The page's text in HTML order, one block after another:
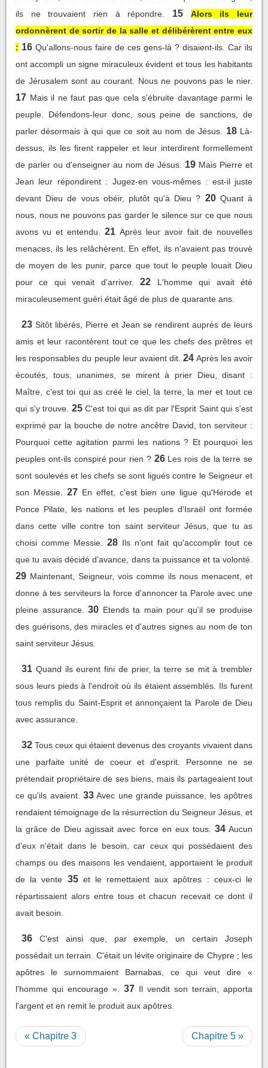
ils ne trouvaient rien à répondre.
15
Alors ils leur
ordonnèrent de sortir de la salle et délibérèrent entre eux
: 16 Qu'allons-nous faire de ces gens-là ? disaient-ils. Car ils
ont accompli un signe miraculeux évident et tous les habitants
de Jérusalem sont au courant. Nous ne pouvons pas le nier.
17 Mais il ne faut pas que cela s'ébruite davantage parmi le
peuple. Défendons-leur donc, sous peine de sanctions, de
parler désormais à qui que ce soit au nom de Jésus.
18 Là-
dessus, ils les firent rappeler et leur interdirent formellement
de parler ou d'enseigner au nom de Jésus.
19 Mais Pierre et
Jean leur répondirent : Jugez-en vous-mêmes : est-il juste
devant Dieu de vous obéir, plutôt qu'à Dieu ? 20 Quant à
nous, nous ne pouvons pas garder le silence sur ce que nous
avons vu et entendu.
21 Après leur avoir fait de nouvelles
menaces, ils les relâchèrent. En effet, ils n'avaient pas trouvé
de moyen de les punir, parce que tout le peuple louait Dieu
pour ce qui venait d'arriver.
22
L'homme qui avait été
miraculeusement guéri était âgé de plus de quarante ans.
23 Sitôt libérés, Pierre et Jean se rendirent auprès de leurs
amis et leur racontèrent tout ce que les chefs des prêtres et
les responsables du peuple leur avaient dit. 24 Après les avoir
écoutés, tous, unanimes, se mirent à prier Dieu, disant :
Maître, c'est toi qui as créé le ciel, la terre, la mer et tout ce
qui s'y trouve. 25 C'est toi qui as dit par l'Esprit Saint qui s'est
exprimé par la bouche de notre ancêtre David, ton serviteur :
Pourquoi cette agitation parmi les nations ? Et pourquoi les
peuples ont-ils conspiré pour rien ? 26 Les rois de la terre se
sont soulevés et les chefs se sont ligués contre le Seigneur et
son Messie.
27 En effet, c'est bien une ligue qu'Hérode et
Ponce Pilate, les nations et les peuples d'Israël ont formée
dans cette ville contre ton saint serviteur Jésus, que tu as
choisi comme Messie.
28 Ils n'ont fait qu'accomplir tout ce
que tu avais décidé d'avance, dans ta puissance et ta volonté.
29 Maintenant, Seigneur, vois comme ils nous menacent, et
donne à tes serviteurs la force d'annoncer ta Parole avec une
pleine assurance.
30 Etends ta main pour qu'il se produise
des guérisons, des miracles et d'autres signes au nom de ton
saint serviteur Jésus.
31 Quand ils eurent fini de prier, la terre se mit à trembler
sous leurs pieds à l'endroit où ils étaient assemblés. Ils furent
tous remplis du Saint-Esprit et annonçaient la Parole de Dieu
avec assurance.
32 Tous ceux qui étaient devenus des croyants vivaient dans
une parfaite unité de coeur et d'esprit. Personne ne se
prétendait propriétaire de ses biens, mais ils partageaient tout
ce qu'ils avaient. 33 Avec une grande puissance, les apôtres
rendaient témoignage de la résurrection du Seigneur Jésus, et
la grâce de Dieu agissait avec force en eux tous.
34 Aucun
d'eux n'était dans le besoin, car ceux qui possédaient des
champs ou des maisons les vendaient, apportaient le produit
de la vente 35 et le remettaient aux apôtres : ceux-ci le
répartissaient alors entre tous et chacun recevait ce dont il
avait besoin.
36
C'est ainsi que, par exemple, un certain Joseph
possédait un terrain. C'était un lévite originaire de Chypre ; les
apôtres le surnommaient Barnabas, ce qui veut dire «
l'homme qui encourage ».
37 Il vendit son terrain, apporta
l'argent et en remit le produit aux apôtres.
« Chapitre 3 Chapitre 5 »